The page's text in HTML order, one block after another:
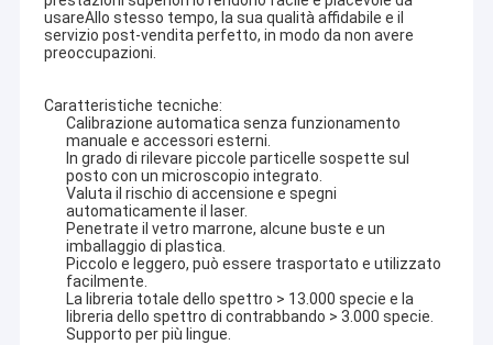
usareAllo stesso tempo, la sua qualità affidabile e il
servizio post-vendita perfetto, in modo da non avere
preoccupazioni.
Caratteristiche tecniche:
Calibrazione automatica senza funzionamento
manuale e accessori esterni.
In grado di rilevare piccole particelle sospette sul
posto con un microscopio integrato.
Valuta il rischio di accensione e spegni
automaticamente il laser.
Penetrate il vetro marrone, alcune buste e un
imballaggio di plastica.
Piccolo e leggero, può essere trasportato e utilizzato
facilmente.
La libreria totale dello spettro > 13.000 specie e la
libreria dello spettro di contrabbando > 3.000 specie.
Supporto per più lingue.